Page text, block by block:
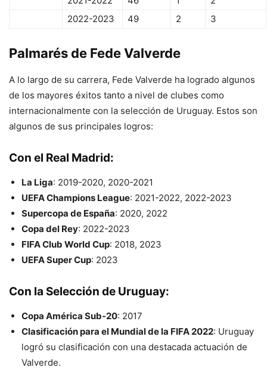
2022-2023
49 2 3
Palmarés de Fede Valverde
A lo largo de su carrera, Fede Valverde ha logrado algunos
de los mayores éxitos tanto a nivel de clubes como
internacionalmente con la selección de Uruguay. Estos son
algunos de sus principales logros:
Con el Real Madrid:
La Liga: 2019-2020, 2020-2021
UEFA Champions League: 2021-2022, 2022-2023
Supercopa de España: 2020, 2022
Copa del Rey: 2022-2023
FIFA Club World Cup: 2018, 2023
UEFA Super Cup: 2023
Con la Selección de Uruguay:
Copa América Sub-20: 2017
Clasificación para el Mundial de la FIFA 2022: Uruguay
logró su clasificación con una destacada actuación de
Valverde.